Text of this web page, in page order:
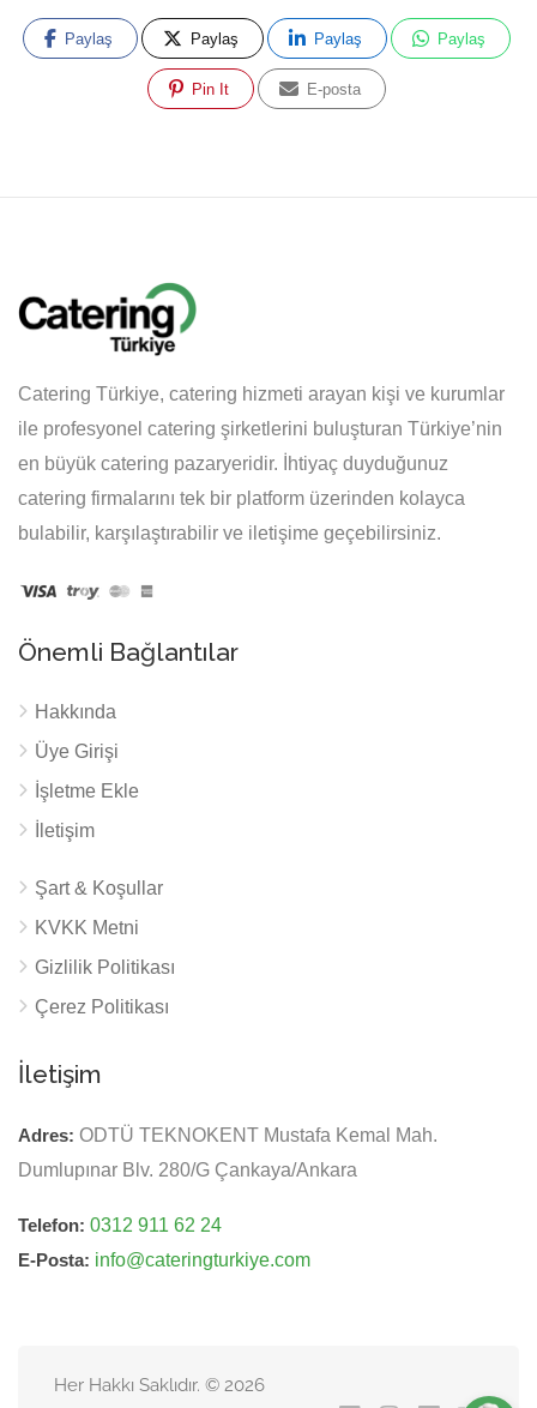
Paylaş Paylaş Paylaş Paylaş
Pin It E-posta
Catering Türkiye, catering hizmeti arayan kişi ve kurumlar
ile profesyonel catering şirketlerini buluşturan Türkiye’nin
en büyük catering pazaryeridir. İhtiyaç duyduğunuz
catering firmalarını tek bir platform üzerinden kolayca
bulabilir, karşılaştırabilir ve iletişime geçebilirsiniz.
Önemli Bağlantılar
Hakkında
Üye Girişi
İşletme Ekle
İletişim
Şart & Koşullar
KVKK Metni
Gizlilik Politikası
Çerez Politikası
İletişim
Adres: ODTÜ TEKNOKENT Mustafa Kemal Mah.
Dumlupınar Blv. 280/G Çankaya/Ankara
Telefon: 0312 911 62 24
E-Posta: info@cateringturkiye.com
Her Hakkı Saklıdır. © 2026